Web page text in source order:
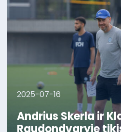
2025-07-16
Andrius Skerla ir
Raudondvaryje